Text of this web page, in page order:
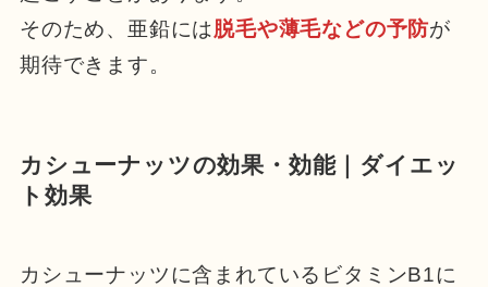
そのため、亜鉛には脱毛や薄毛などの予防が
期待できます。
カシューナッツの効果・効能｜ダイエッ
ト効果
カシューナッツに含まれているビタミンB1に